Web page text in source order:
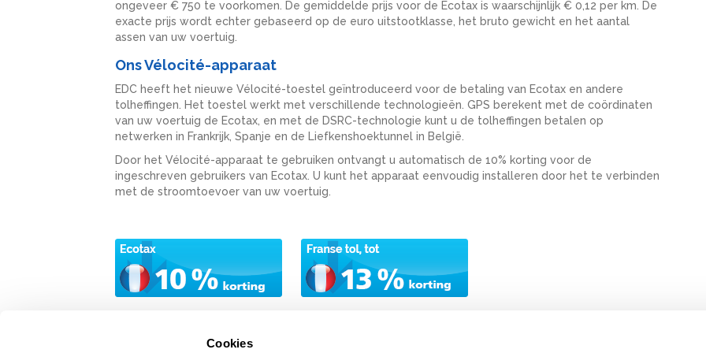
Cookies
ongeveer € 750 te voorkomen. De gemiddelde prijs voor de Ecotax is waarschijnlijk € 0,12 per km. De
exacte prijs wordt echter gebaseerd op de euro uitstootklasse, het bruto gewicht en het aantal
assen van uw voertuig.
Ons Vélocité-apparaat
EDC heeft het nieuwe Vélocité-toestel geïntroduceerd voor de betaling van Ecotax en andere
tolheffingen. Het toestel werkt met verschillende technologieën. GPS berekent met de coördinaten
van uw voertuig de Ecotax, en met de DSRC-technologie kunt u de tolheffingen betalen op
netwerken in Frankrijk, Spanje en de Liefkenshoektunnel in België.
Door het Vélocité-apparaat te gebruiken ontvangt u automatisch de 10% korting voor de
ingeschreven gebruikers van Ecotax. U kunt het apparaat eenvoudig installeren door het te verbinden
met de stroomtoevoer van uw voertuig.